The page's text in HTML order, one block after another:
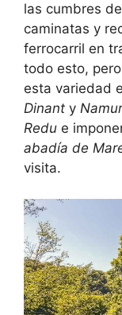
las cumbres
caminatas y
ferrocarril en
todo esto,
esta variedad
Dinant y Namur
Redu e
abadía de
visita.